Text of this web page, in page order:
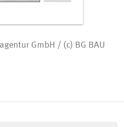
GmbH / (c) BG BAU